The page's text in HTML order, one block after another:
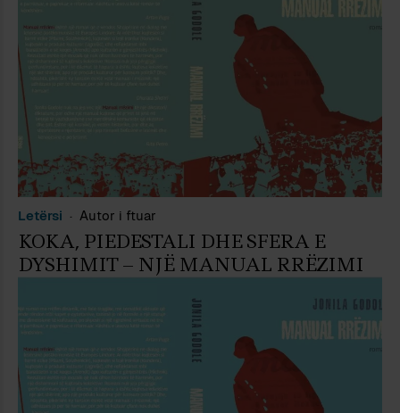
Letërsi Autor i ftuar
KOKA, PIEDESTALI DHE SFERA E
DYSHIMIT – NJË MANUAL RRËZIMI